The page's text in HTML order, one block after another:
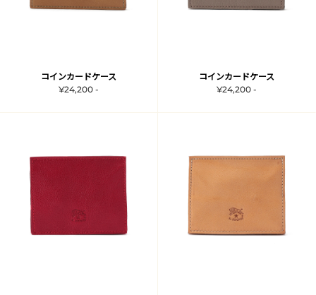
コインカードケース
¥24,200 -
コインカードケース
¥24,200 -